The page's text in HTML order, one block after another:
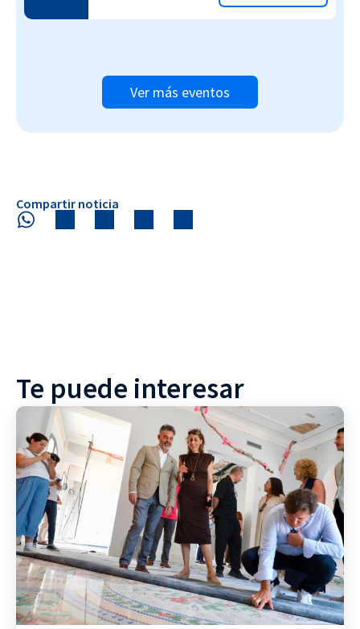
Ver más eventos
Compartir noticia
Te puede interesar